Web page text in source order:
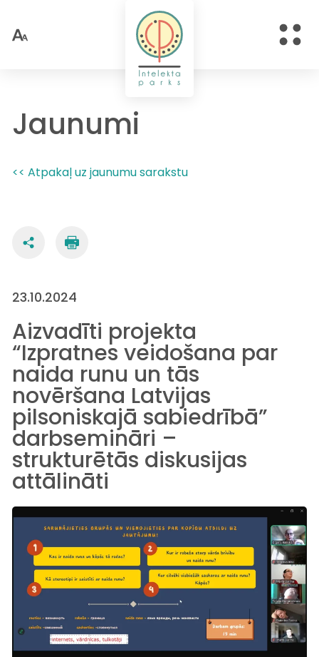
Jaunumi
<< Atpakaļ uz jaunumu sarakstu
23.10.2024
Aizvadīti projekta
“Izpratnes veidošana par
naida runu un tās
novēršana Latvijas
pilsoniskajā sabiedrībā”
darbsemināri –
strukturētās diskusijas
attālināti